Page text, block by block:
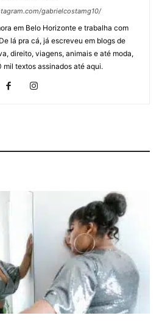
gabrielcostamg10/
em Belo Horizonte e trabalha com
lá pra cá, já escreveu em blogs de
direito, viagens, animais e até moda,
mil textos assinados até aqui.